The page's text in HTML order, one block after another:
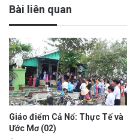
Bài liên quan
Giáo điểm Cả Nổ: Thực Tế và
Ước Mơ (02)